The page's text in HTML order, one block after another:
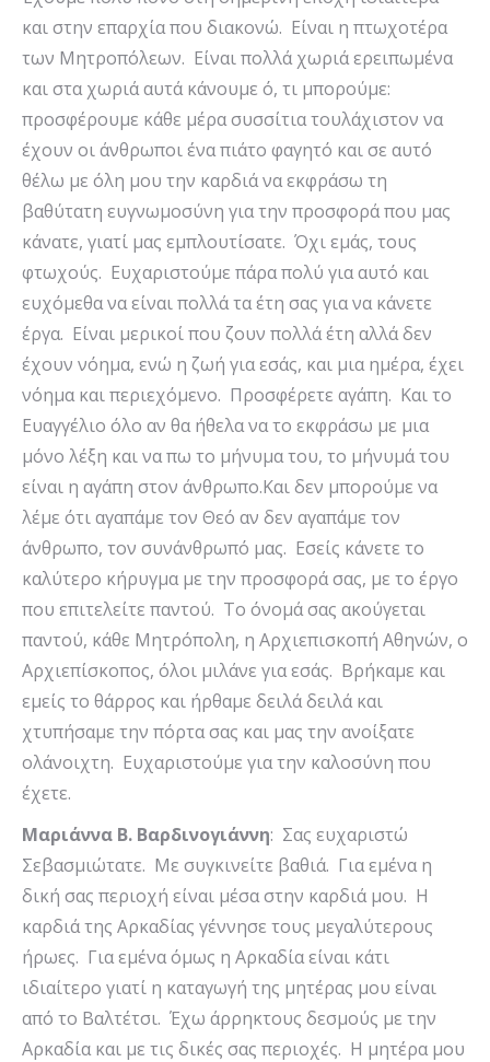
και στην επαρχία που διακονώ. Είναι η πτωχοτέρα
των Μητροπόλεων. Είναι πολλά χωριά ερειπωμένα
και στα χωριά αυτά κάνουμε ό, τι μπορούμε:
προσφέρουμε κάθε μέρα συσσίτια τουλάχιστον να
έχουν οι άνθρωποι ένα πιάτο φαγητό και σε αυτό
θέλω με όλη μου την καρδιά να εκφράσω τη
βαθύτατη ευγνωμοσύνη για την προσφορά που μας
κάνατε, γιατί μας εμπλουτίσατε. Όχι εμάς, τους
φτωχούς. Ευχαριστούμε πάρα πολύ για αυτό και
ευχόμεθα να είναι πολλά τα έτη σας για να κάνετε
έργα. Είναι μερικοί που ζουν πολλά έτη αλλά δεν
έχουν νόημα, ενώ η ζωή για εσάς, και μια ημέρα, έχει
νόημα και περιεχόμενο. Προσφέρετε αγάπη. Και το
Ευαγγέλιο όλο αν θα ήθελα να το εκφράσω με μια
μόνο λέξη και να πω το μήνυμα του, το μήνυμά του
είναι η αγάπη στον άνθρωπο.Και δεν μπορούμε να
λέμε ότι αγαπάμε τον Θεό αν δεν αγαπάμε τον
άνθρωπο, τον συνάνθρωπό μας. Εσείς κάνετε το
καλύτερο κήρυγμα με την προσφορά σας, με το έργο
που επιτελείτε παντού. To όνομά σας ακούγεται
παντού, κάθε Μητρόπολη, η Αρχιεπισκοπή Αθηνών, ο
Αρχιεπίσκοπος, όλοι μιλάνε για εσάς. Βρήκαμε και
εμείς το θάρρος και ήρθαμε δειλά δειλά και
χτυπήσαμε την πόρτα σας και μας την ανοίξατε
ολάνοιχτη. Ευχαριστούμε για την καλοσύνη που
έχετε.
Μαριάννα Β. Βαρδινογιάννη: Σας ευχαριστώ
Σεβασμιώτατε. Με συγκινείτε βαθιά. Για εμένα η
δική σας περιοχή είναι μέσα στην καρδιά μου. Η
καρδιά της Αρκαδίας γέννησε τους μεγαλύτερους
ήρωες. Για εμένα όμως η Αρκαδία είναι κάτι
ιδιαίτερο γιατί η καταγωγή της μητέρας μου είναι
από το Βαλτέτσι. Έχω άρρηκτους δεσμούς με την
Αρκαδία και με τις δικές σας περιοχές. Η μητέρα μου